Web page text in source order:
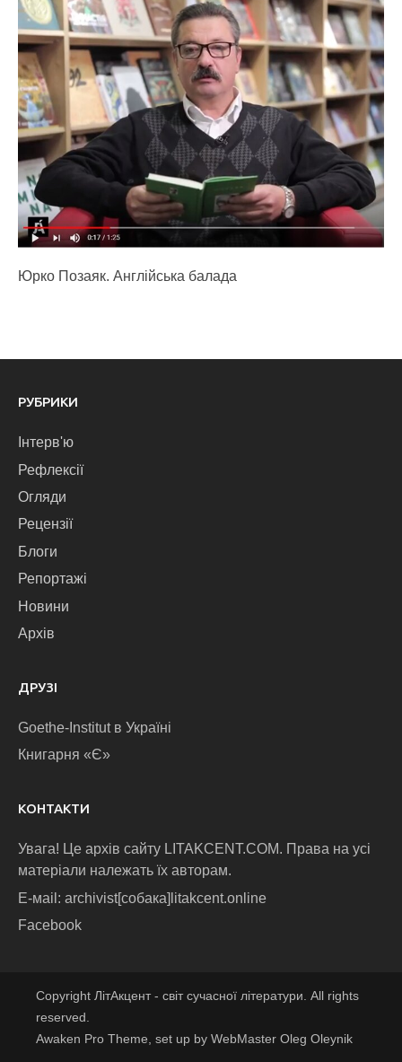
Юрко Позаяк. Англійська балада
РУБРИКИ
Інтерв'ю
Рефлексії
Огляди
Рецензії
Блоги
Репортажі
Новини
Архів
ДРУЗІ
Goethe-Institut в Україні
Книгарня «Є»
КОНТАКТИ
Увага! Це архів сайту LITAKCENT.COM. Права на усі
матеріали належать їх авторам.
E-маіl: archivist[собака]litakcent.online
Facebook
Copyright ЛітАкцент - світ сучасної літератури. All rights
reserved.
Awaken Pro Theme, set up by WebMaster Oleg Oleynik